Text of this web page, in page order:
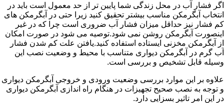
اگر فشار آب در محل زندگی شما پایین تر از حد معمول است باید در
انتخاب آبگرمکن مناسب بیشتر تحقیق کنید زیرا حتی در آبگرمکن های
کم فشار نیز حداقل میزان فشار آب ضروری است چرا که در غیر
اینصورت آبگرمکن روشن نمی شود.توصیه می شود در صورت امکان
از آبگرمکن مخزنی ایستاده استفاده کنید.یافتن علت کم شدن فشار
آب گرم در آبگرمکن دیواری متناسب با محیط و وضعیت نصب این
وسیله قابل تشخیص و بررسی است.
علاوه بر این موارد بررسی وضعیت ورودی و خروجی آبگرمکن دیواری
و توجه به نصب صحیح تجهیزات در هنگام راه اندازی آبگرمکن دیواری
در این امر تاثیر بسزایی دارد.